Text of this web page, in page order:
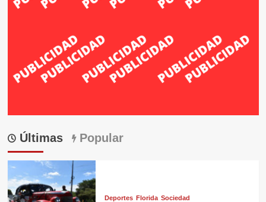
Últimas Popular
Deportes Florida Sociedad